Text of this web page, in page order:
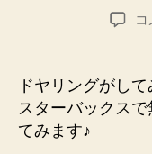
◆
ュ
リ
テ
ドヤリングがし
スターバックス
てみます♪